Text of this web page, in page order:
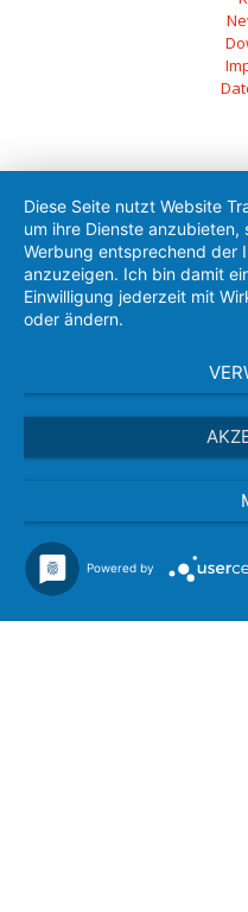
Diese Seite nutzt Website
um ihre Dienste
Werbung entsprechend der
anzuzeigen. Ich bin damit
Einwilligung jederzeit mit
oder ändern.
Powered by